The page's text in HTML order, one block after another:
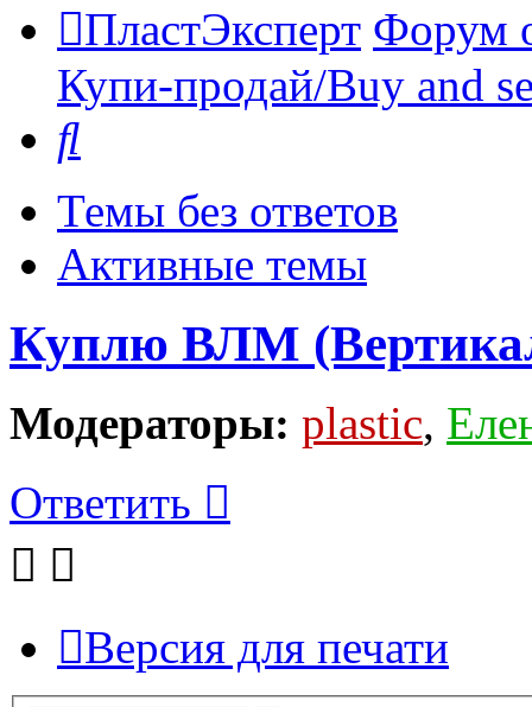
ПластЭксперт Форум
Купи-продай/Buy and
Темы без ответов
Активные темы
Куплю ВЛМ
Модераторы: plastic,
Ответить
Версия для печати